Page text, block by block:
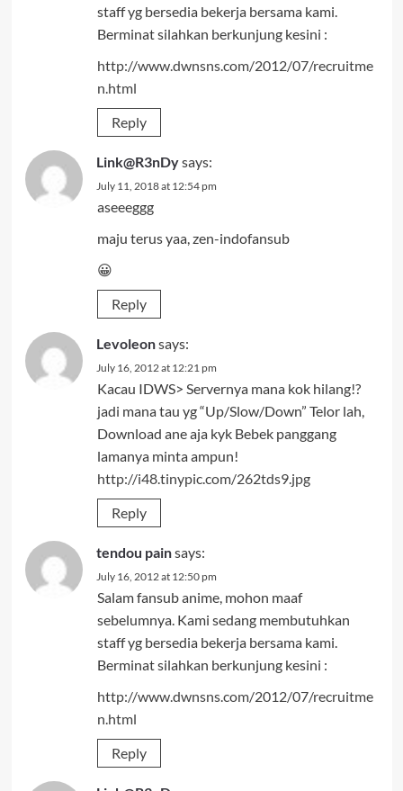
staff yg bersedia bekerja bersama kami.
Berminat silahkan berkunjung kesini :
http://www.dwnsns.com/2012/07/recruitme
n.html
Reply
Link@R3nDysays:
July 11, 2018 at 12:54 pm
aseeeggg
maju terus yaa, zen-indofansub
😀
Reply
Levoleonsays:
July 16, 2012 at 12:21 pm
Kacau IDWS> Servernya mana kok hilang!?
jadi mana tau yg “Up/Slow/Down” Telor lah,
Download ane aja kyk Bebek panggang
lamanya minta ampun!
http://i48.tinypic.com/262tds9.jpg
Reply
tendou painsays:
July 16, 2012 at 12:50 pm
Salam fansub anime, mohon maaf
sebelumnya. Kami sedang membutuhkan
staff yg bersedia bekerja bersama kami.
Berminat silahkan berkunjung kesini :
http://www.dwnsns.com/2012/07/recruitme
n.html
Reply